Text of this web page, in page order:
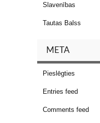
Slavenības
Tautas Balss
META
Pieslēgties
Entries feed
Comments feed